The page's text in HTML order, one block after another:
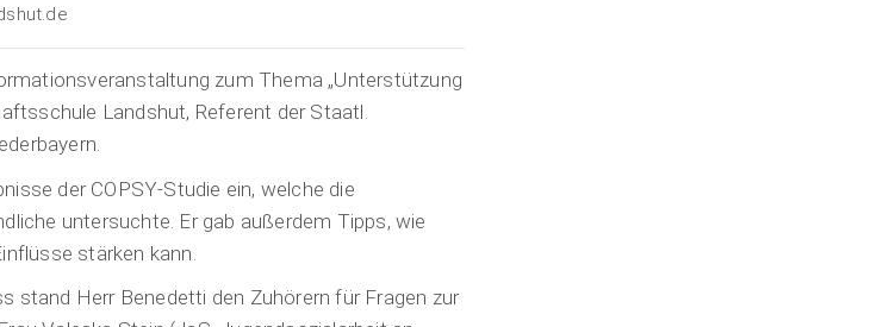
zum Thema „Unterstützung
Landshut, Referent der Staatl.
der COPSY-Studie ein, welche die
untersuchte. Er gab außerdem Tipps, wie
stärken kann.
stand Herr Benedetti den Zuhörern für Fragen zur